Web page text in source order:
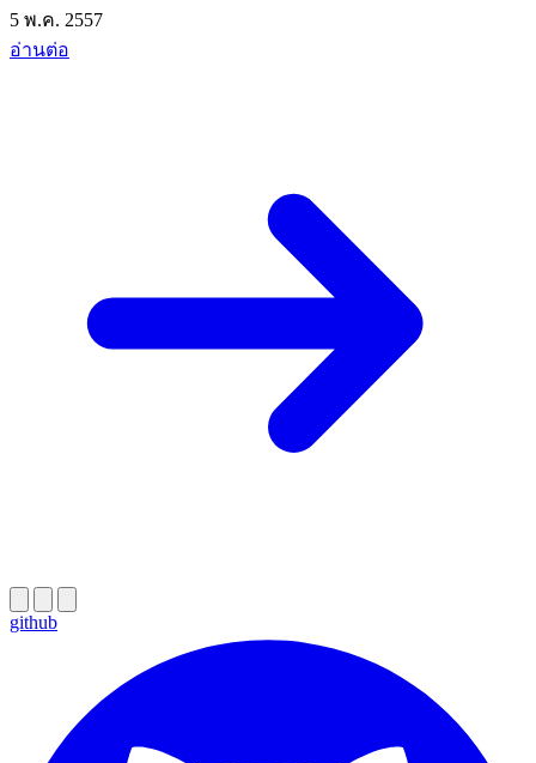
5 พ.ค. 2557
อ่านต่อ
github